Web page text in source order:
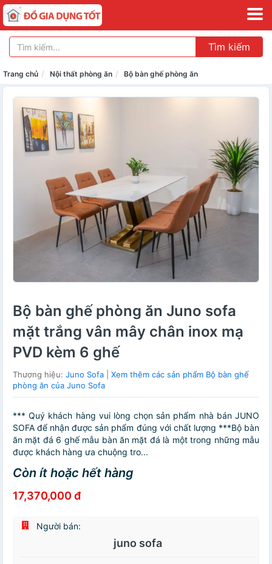
Tìm kiếm
Trang chủ Nội thất phòng ăn Bộ bàn ghế phòng ăn
Bộ bàn ghế phòng ăn Juno sofa
mặt trắng vân mây chân inox mạ
PVD kèm 6 ghế
Thương hiệu: Juno Sofa
Xem thêm các sản phẩm Bộ bàn ghế
phòng ăn của Juno Sofa
*** Quý khách hàng vui lòng chọn sản phẩm nhà bán JUNO
SOFA để nhận được sản phẩm đúng với chất lượng ***Bộ bàn
ăn mặt đá 6 ghế mẫu bàn ăn mặt đá là một trong những mẫu
được khách hàng ưa chuộng tro...
Còn ít hoặc hết hàng
17,370,000 đ
Người bán:
juno sofa